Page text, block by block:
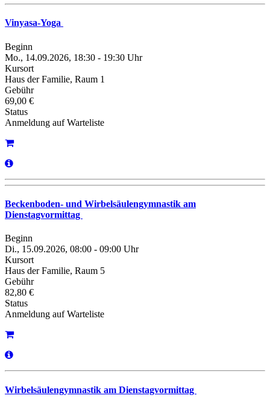
Vinyasa-Yoga
Beginn
Mo., 14.09.2026, 18:30 - 19:30 Uhr
Kursort
Haus der Familie, Raum 1
Gebühr
69,00 €
Status
Anmeldung auf Warteliste
Beckenboden- und Wirbelsäulengymnastik am
Dienstagvormittag
Beginn
Di., 15.09.2026, 08:00 - 09:00 Uhr
Kursort
Haus der Familie, Raum 5
Gebühr
82,80 €
Status
Anmeldung auf Warteliste
Wirbelsäulengymnastik am Dienstagvormittag